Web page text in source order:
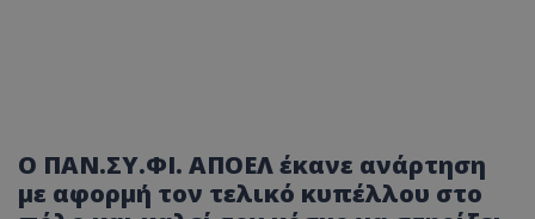
Ο ΠΑΝ.ΣΥ.ΦΙ. ΑΠΟΕΛ έκανε ανάρτηση
με αφορμή τον τελικό κυπέλλου στο